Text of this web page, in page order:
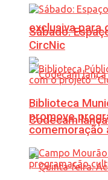
exclusiva para
Codecam
Sábado:
CircNic
Biblioteca
promove
comemoração